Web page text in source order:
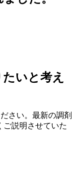
いと考え
さい。最新の調剤
説明させていた